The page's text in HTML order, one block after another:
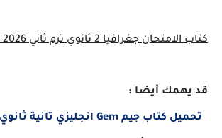
كتاب الامتحان جغرافيا 2 ثانوي ترم ثاني 2026 PDF
قد يهمك أيضا :